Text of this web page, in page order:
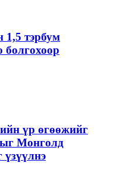
1,5 тэрбум
болгохоор
үр өгөөжийг
Монголд
үзүүлнэ